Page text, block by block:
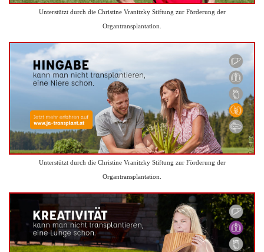
Unterstützt durch die Christine Vranitzky Stiftung zur Förderung der
Organtransplantation.
Unterstützt durch die Christine Vranitzky Stiftung zur Förderung der
Organtransplantation.